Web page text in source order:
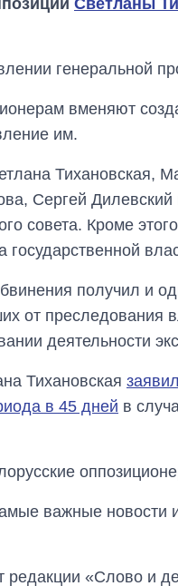
генеральной
вменяют
им.
Тихановская,
Сергей
совета. Кроме
государственной
получил и
от преследования
деятельности
Тихановская
в 45 дней в
важные
редакции «Слово и